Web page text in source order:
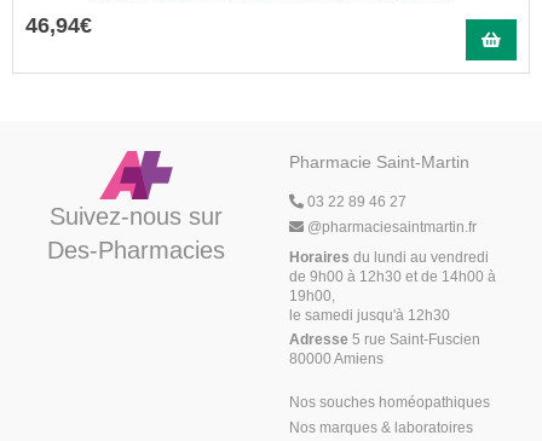
46,94€
Suivez-nous sur
Des-Pharmacies
Pharmacie Saint-Martin
03 22 89 46 27
@pharmaciesaintmartin.fr
Horaires du lundi au vendredi
de 9h00 à 12h30 et de 14h00 à
19h00,
le samedi jusqu'à 12h30
Adresse 5 rue Saint-Fuscien
80000 Amiens
Nos souches homéopathiques
Nos marques & laboratoires